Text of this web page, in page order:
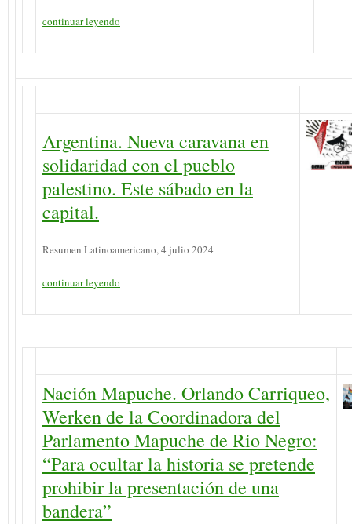
continuar leyendo
Argentina. Nueva caravana en
solidaridad con el pueblo
palestino. Este sábado en la
capital.
Resumen Latinoamericano, 4 julio 2024
continuar leyendo
Nación Mapuche. Orlando Carriqueo,
Werken de la Coordinadora del
Parlamento Mapuche de Rio Negro:
“Para ocultar la historia se pretende
prohibir la presentación de una
bandera”